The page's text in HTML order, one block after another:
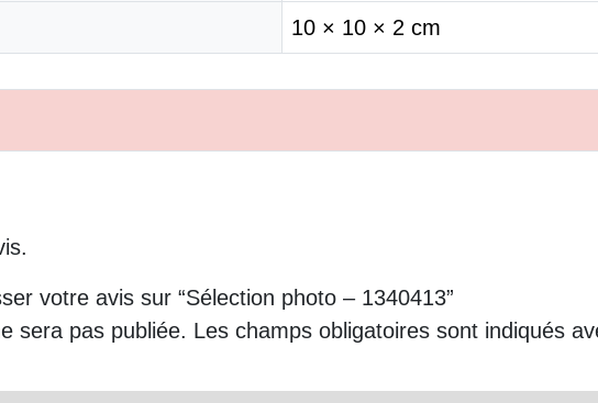
10 × 10 × 2 cm
votre avis sur “Sélection photo – 1340413”
sera pas publiée. Les champs obligatoires sont indiqués